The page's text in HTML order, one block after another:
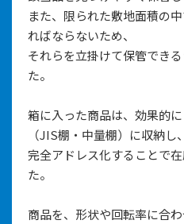
また、限られた敷地面積の
ればならないため、
それらを立掛けて保管でき
た。
箱に入った商品は、効果的
（JIS棚・中量棚）に収納し、
完全アドレス化することで
た。
商品を、形状や回転率に合